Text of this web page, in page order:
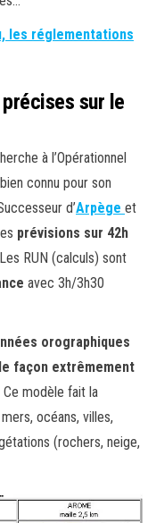
les réglementations
sur le
à l’Opérationnel
connu pour son
d’Arpège et
prévisions sur 42h
RUN (calculs) sont
avec 3h/3h30
orographiques
façon extrêmement
Ce modèle fait la
océans, villes,
(rochers, neige,